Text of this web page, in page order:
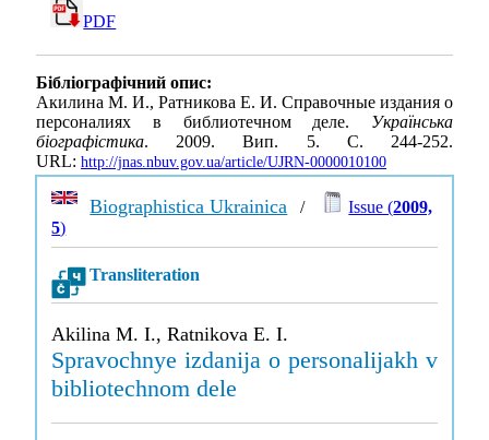
PDF
Бібліографічний опис:
Акилина М. И., Ратникова Е. И. Справочные издания о
персоналиях в библиотечном деле. Українська
біографістика. 2009. Вип. 5. С. 244-252.
URL: http://jnas.nbuv.gov.ua/article/UJRN-0000010100
Biographistica Ukrainica / Issue (2009,
5)
Transliteration
Akilina M. I., Ratnikova E. I.
Spravochnye izdanija o personalijakh v
bibliotechnom dele